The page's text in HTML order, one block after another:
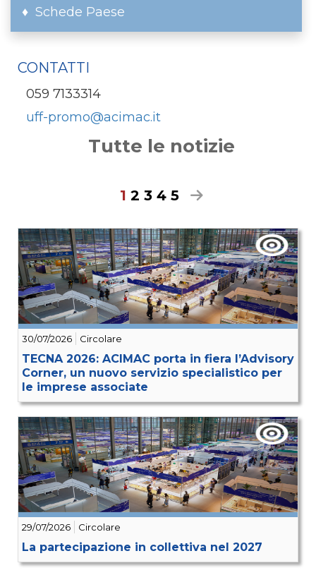
Schede Paese
CONTATTI
059 7133314
uff-promo@acimac.it
Tutte le notizie
1 2 3 4 5
30/07/2026 Circolare
TECNA 2026: ACIMAC porta in fiera l’Advisory
Corner, un nuovo servizio specialistico per
le imprese associate
29/07/2026 Circolare
La partecipazione in collettiva nel 2027